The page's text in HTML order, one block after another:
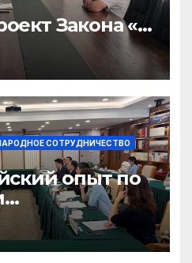
Закона «О
СОТРУДНИЧЕСТВО
опыт по
консенсуса
диалога